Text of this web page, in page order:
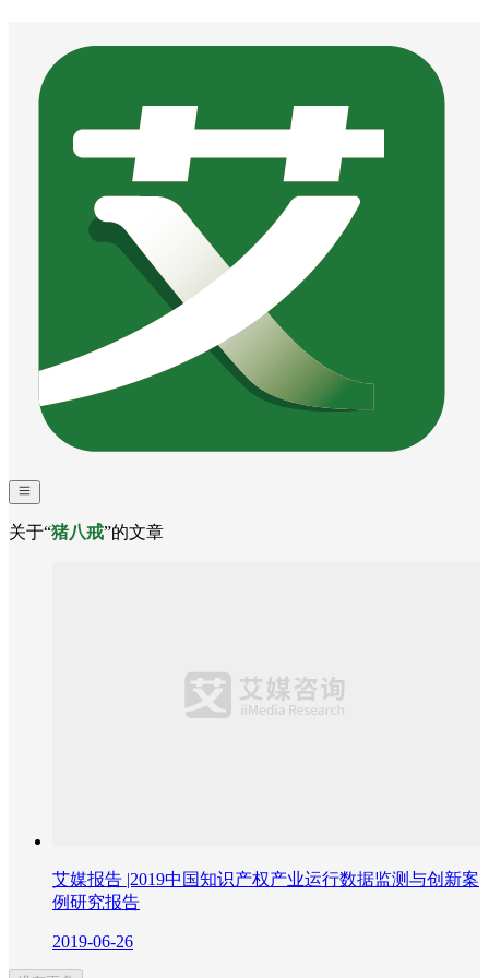
关于“猪八戒”的文章
艾媒报告 |2019中国知识产权产业运行数据监测与创新案
例研究报告
2019-06-26